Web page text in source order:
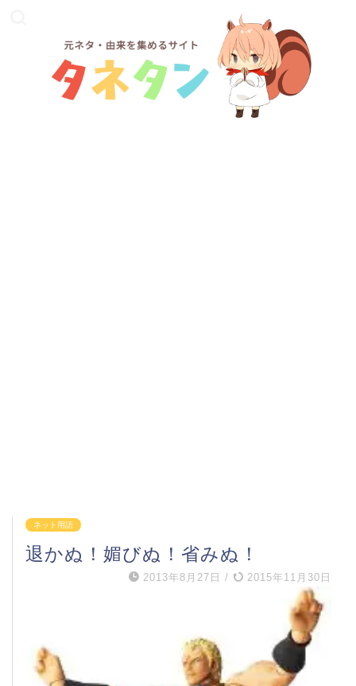
ネット用語
退かぬ！媚びぬ！省みぬ！
2013年8月27日 / 2015年11月30日